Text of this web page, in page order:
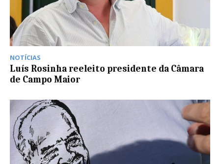
NOTÍCIAS
Luís Rosinha reeleito presidente da Câmara
de Campo Maior